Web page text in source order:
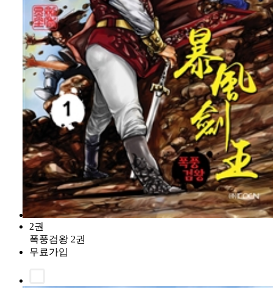
2권
폭풍검왕 2권
무료가입